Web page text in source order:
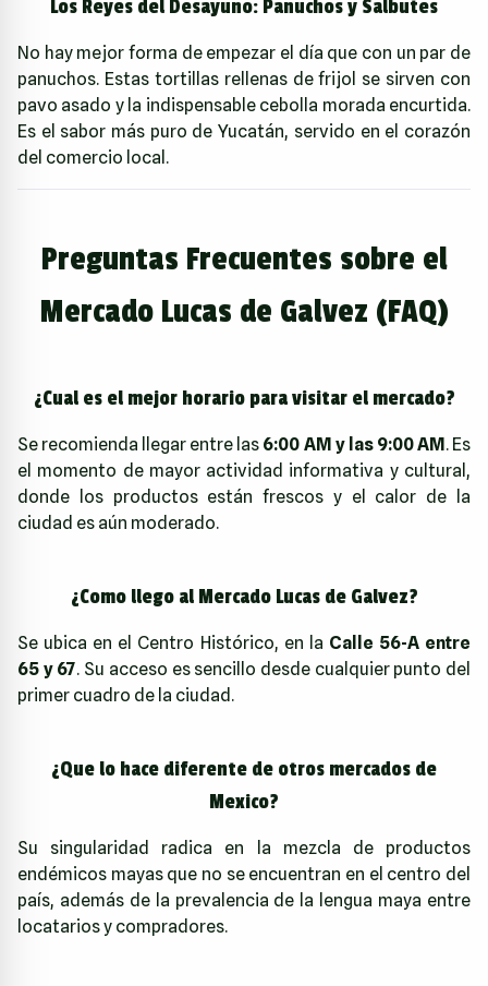
Los Reyes del Desayuno: Panuchos y Salbutes
No hay mejor forma de empezar el día que con un par de
panuchos. Estas tortillas rellenas de frijol se sirven con
pavo asado y la indispensable cebolla morada encurtida.
Es el sabor más puro de Yucatán, servido en el corazón
del comercio local.
Preguntas Frecuentes sobre el
Mercado Lucas de Galvez (FAQ)
¿Cual es el mejor horario para visitar el mercado?
Se recomienda llegar entre las 6:00 AM y las 9:00 AM. Es
el momento de mayor actividad informativa y cultural,
donde los productos están frescos y el calor de la
ciudad es aún moderado.
¿Como llego al Mercado Lucas de Galvez?
Se ubica en el Centro Histórico, en la Calle 56-A entre
65 y 67. Su acceso es sencillo desde cualquier punto del
primer cuadro de la ciudad.
¿Que lo hace diferente de otros mercados de
Mexico?
Su singularidad radica en la mezcla de productos
endémicos mayas que no se encuentran en el centro del
país, además de la prevalencia de la lengua maya entre
locatarios y compradores.